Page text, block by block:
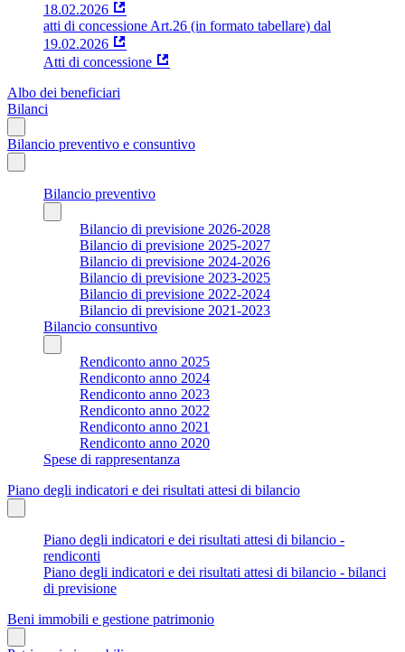
18.02.2026
atti di concessione Art.26 (in formato tabellare) dal
19.02.2026
Atti di concessione
Albo dei beneficiari
Bilanci
Bilancio preventivo e consuntivo
Bilancio preventivo
Bilancio di previsione 2026-2028
Bilancio di previsione 2025-2027
Bilancio di previsione 2024-2026
Bilancio di previsione 2023-2025
Bilancio di previsione 2022-2024
Bilancio di previsione 2021-2023
Bilancio consuntivo
Rendiconto anno 2025
Rendiconto anno 2024
Rendiconto anno 2023
Rendiconto anno 2022
Rendiconto anno 2021
Rendiconto anno 2020
Spese di rappresentanza
Piano degli indicatori e dei risultati attesi di bilancio
Piano degli indicatori e dei risultati attesi di bilancio -
rendiconti
Piano degli indicatori e dei risultati attesi di bilancio - bilanci
di previsione
Beni immobili e gestione patrimonio